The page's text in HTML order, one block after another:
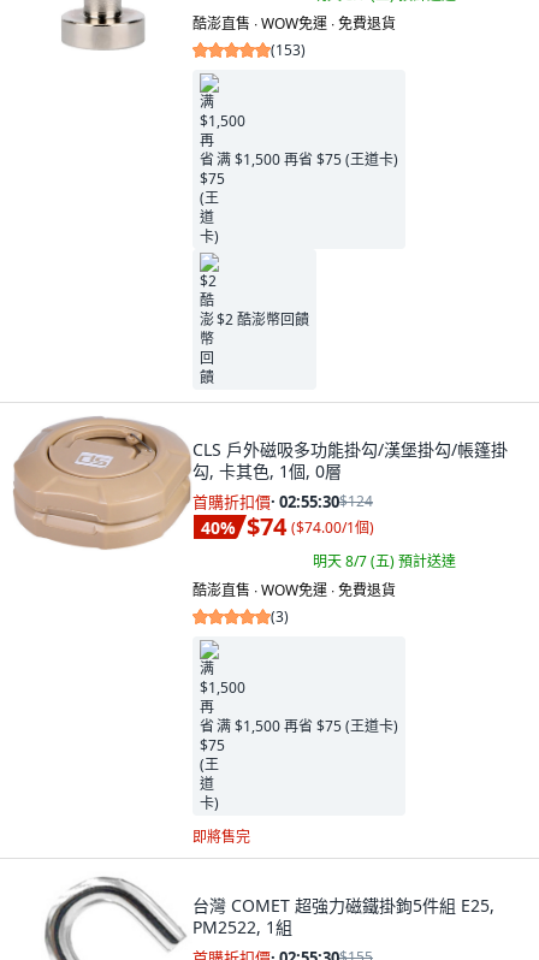
酷澎直售 ∙ WOW免運 ∙ 免費退貨
(153)
满 $1,500 再省 $75 (王道卡)
$2 酷澎幣回饋
CLS 戶外磁吸多功能掛勾/漢堡掛勾/帳篷掛
勾, 卡其色, 1個, 0層
首購折扣價· 02:55:29$124
40% $74 ($74.00/1個)
明天 8/7 (五)預計送達
酷澎直售 ∙ WOW免運 ∙ 免費退貨
(3)
满 $1,500 再省 $75 (王道卡)
即將售完
台灣 COMET 超強力磁鐵掛鉤5件組 E25,
PM2522, 1組